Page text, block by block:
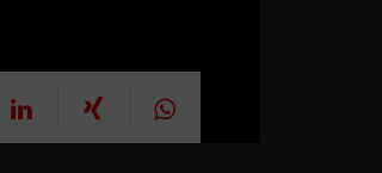
mitteilen